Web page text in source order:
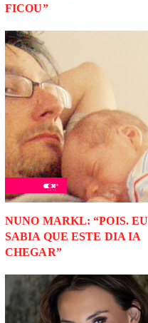
FICOU”
NUNO MARKL: “POIS. EU
SABIA QUE ESTE DIA IA
CHEGAR”